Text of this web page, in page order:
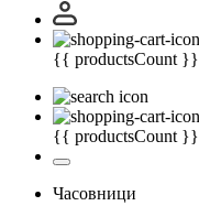
{{ productsCount }}
{{ productsCount }}
Часовници